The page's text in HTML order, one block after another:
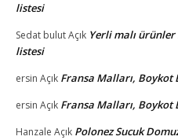
listesi
Sedat bulutAçık Yerli malı
listesi
ersin Açık Fransa Malları, Boykot
ersin Açık Fransa Malları, Boykot
Hanzale Açık Polonez Sucuk